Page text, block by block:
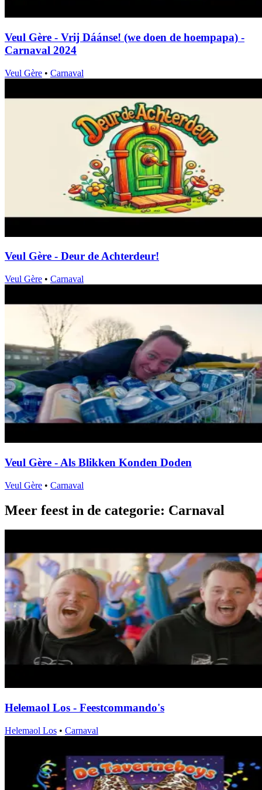
Veul Gère - Vrij Dáánse! (we doen de hoempapa) -
Carnaval 2024
Veul Gère • Carnaval
Veul Gère - Deur de Achterdeur!
Veul Gère • Carnaval
Veul Gère - Als Blikken Konden Doden
Veul Gère • Carnaval
Meer feest in de categorie: Carnaval
Helemaol Los - Feestcommando's
Helemaol Los • Carnaval